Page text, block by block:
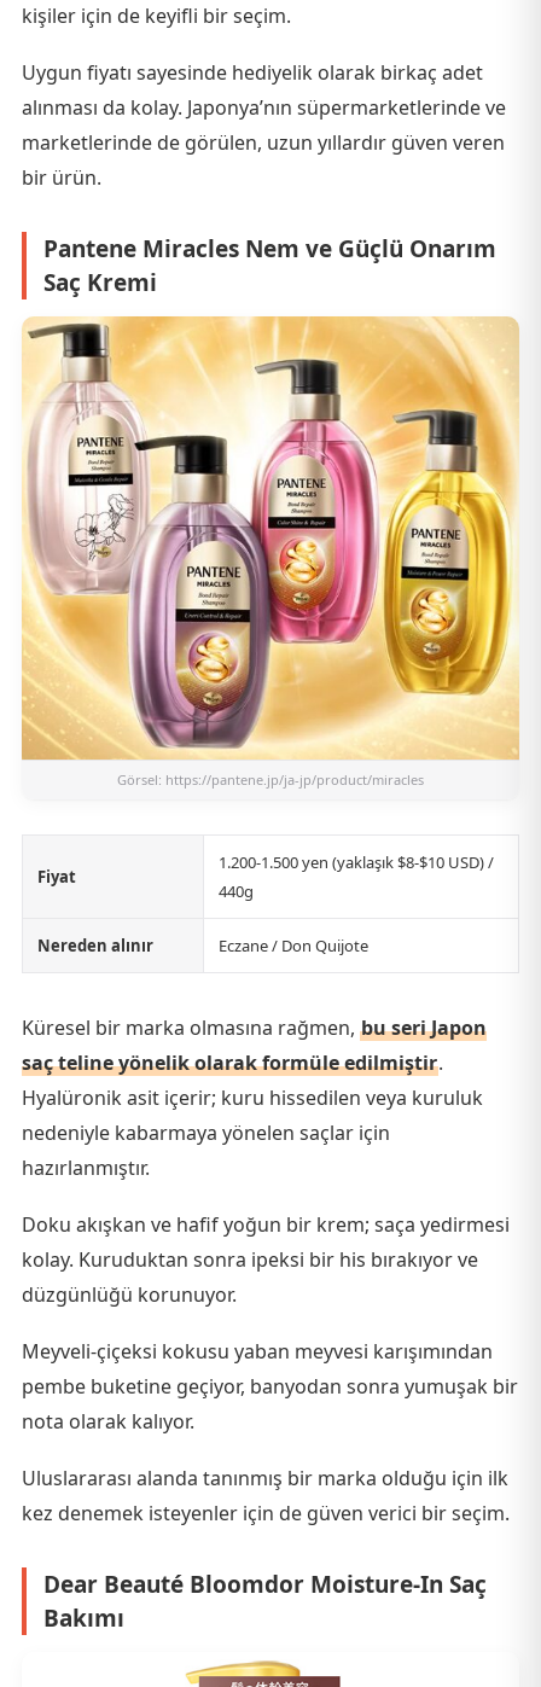
kişiler için de keyifli bir seçim.
Uygun fiyatı sayesinde hediyelik olarak birkaç adet
alınması da kolay. Japonya’nın süpermarketlerinde ve
marketlerinde de görülen, uzun yıllardır güven veren
bir ürün.
Pantene Miracles Nem ve Güçlü Onarım
Saç Kremi
Görsel: https://pantene.jp/ja-jp/product/miracles
Fiyat
1.200-1.500 yen (yaklaşık $8-$10 USD) /
440g
Nereden alınır Eczane / Don Quijote
Küresel bir marka olmasına rağmen, bu seri Japon
saç teline yönelik olarak formüle edilmiştir.
Hyalüronik asit içerir; kuru hissedilen veya kuruluk
nedeniyle kabarmaya yönelen saçlar için
hazırlanmıştır.
Doku akışkan ve hafif yoğun bir krem; saça yedirmesi
kolay. Kuruduktan sonra ipeksi bir his bırakıyor ve
düzgünlüğü korunuyor.
Meyveli-çiçeksi kokusu yaban meyvesi karışımından
pembe buketine geçiyor, banyodan sonra yumuşak bir
nota olarak kalıyor.
Uluslararası alanda tanınmış bir marka olduğu için ilk
kez denemek isteyenler için de güven verici bir seçim.
Dear Beauté Bloomdor Moisture-In Saç
Bakımı